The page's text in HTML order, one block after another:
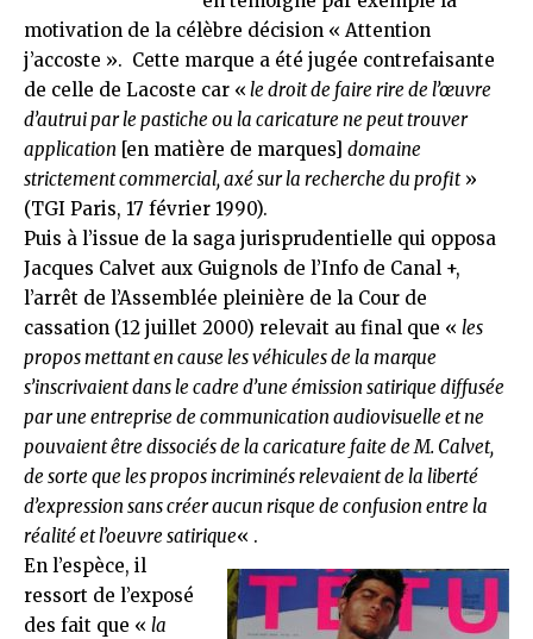
motivation de la célèbre décision « Attention
j’accoste ». Cette marque a été jugée contrefaisante
de celle de Lacoste car « le droit de faire rire de l’œuvre
d’autrui par le pastiche ou la caricature ne peut trouver
application [en matière de marques] domaine
strictement commercial, axé sur la recherche du profit»
(TGI Paris, 17 février 1990).
Puis à l’issue de la saga jurisprudentielle qui opposa
Jacques Calvet aux Guignols de l’Info de Canal +,
l’arrêt de l’Assemblée pleinière de la Cour de
cassation (12 juillet 2000) relevait au final que « les
propos mettant en cause les véhicules de la marque
s’inscrivaient dans le cadre d’une émission satirique diffusée
par une entreprise de communication audiovisuelle et ne
pouvaient être dissociés de la caricature faite de M. Calvet,
de sorte que les propos incriminés relevaient de la liberté
d’expression sans créer aucun risque de confusion entre la
réalité et l’oeuvre satirique« .
En l’espèce, il
ressort de l’exposé
des fait que « la